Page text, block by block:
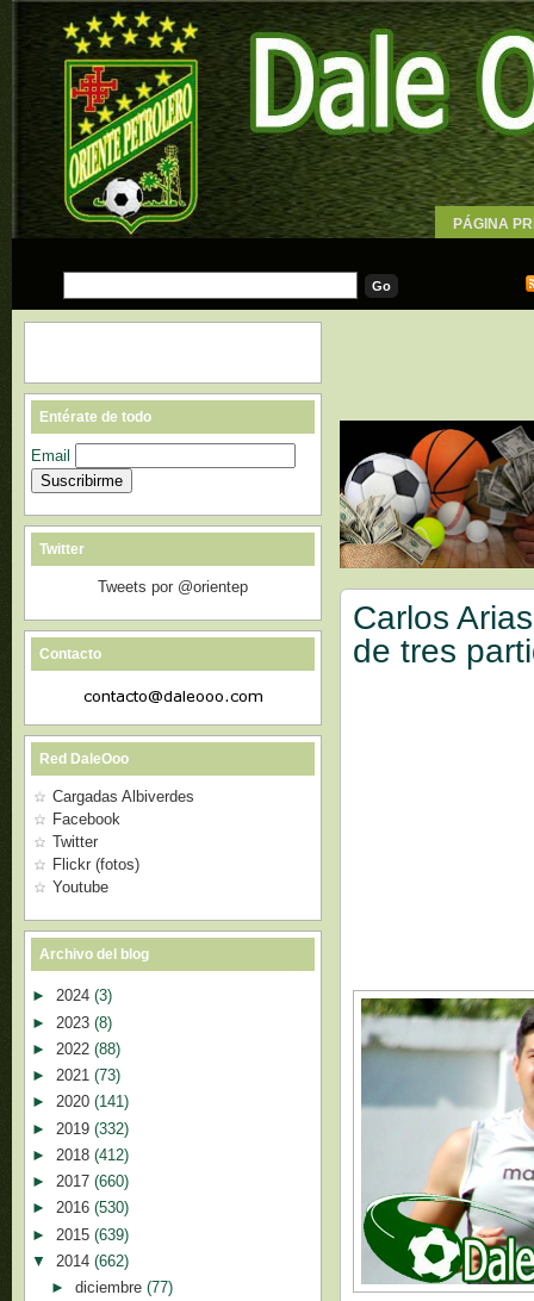
PÁGINA
Carlos
de tres
Entérate de todo
Email
Twitter
Tweets por @orientep
Contacto
Red DaleOoo
Cargadas Albiverdes
Facebook
Twitter
Flickr (fotos)
Youtube
Archivo del blog
► 2024 (3)
► 2023 (8)
► 2022 (88)
► 2021 (73)
► 2020 (141)
► 2019 (332)
► 2018 (412)
► 2017 (660)
► 2016 (530)
► 2015 (639)
▼ 2014 (662)
► diciembre (77)